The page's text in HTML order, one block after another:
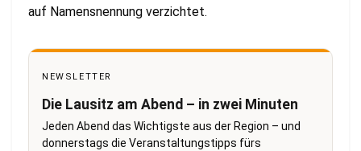
auf Namensnennung verzichtet.
NEWSLETTER
Die Lausitz am Abend – in zwei Minuten
Jeden Abend das Wichtigste aus der Region – und
donnerstags die Veranstaltungstipps fürs